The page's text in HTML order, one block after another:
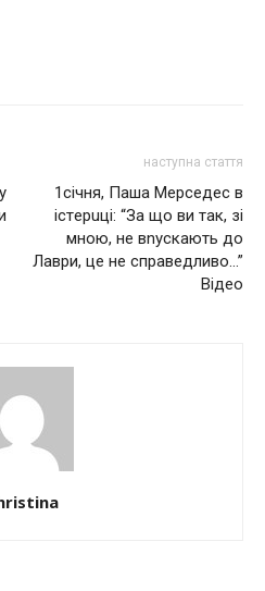
наступна стаття
1січня, Паша Мерседес в
iстeрuцi: “За що ви так, зі
мною, не вnускають до
Лаври, це не справедливо…”
Відео